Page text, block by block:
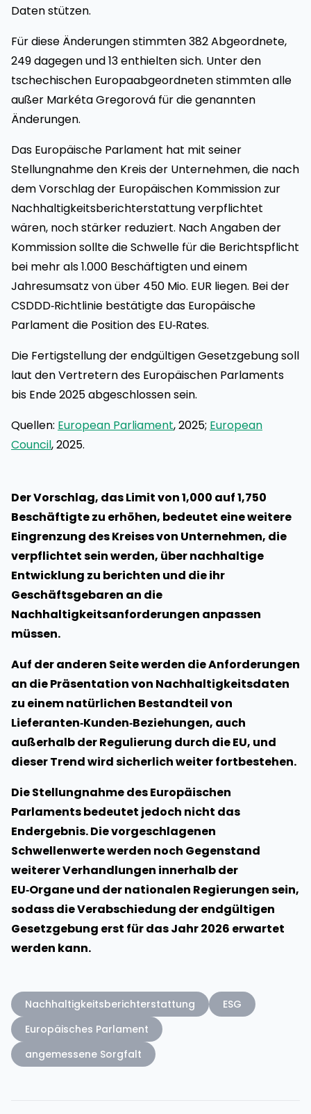
Daten stützen.
Für diese Änderungen stimmten 382 Abgeordnete,
249 dagegen und 13 enthielten sich. Unter den
tschechischen Europaabgeordneten stimmten alle
außer Markéta Gregorová für die genannten
Änderungen.
Das Europäische Parlament hat mit seiner
Stellungnahme den Kreis der Unternehmen, die nach
dem Vorschlag der Europäischen Kommission zur
Nachhaltigkeitsberichterstattung verpflichtet
wären, noch stärker reduziert. Nach Angaben der
Kommission sollte die Schwelle für die Berichtspflicht
bei mehr als 1.000 Beschäftigten und einem
Jahresumsatz von über 450 Mio. EUR liegen. Bei der
CSDDD‑Richtlinie bestätigte das Europäische
Parlament die Position des EU‑Rates.
Die Fertigstellung der endgültigen Gesetzgebung soll
laut den Vertretern des Europäischen Parlaments
bis Ende 2025 abgeschlossen sein.
Quellen: European Parliament, 2025; European
Council, 2025.
Der Vorschlag, das Limit von 1,000 auf 1,750
Beschäftigte zu erhöhen, bedeutet eine weitere
Eingrenzung des Kreises von Unternehmen, die
verpflichtet sein werden, über nachhaltige
Entwicklung zu berichten und die ihr
Geschäftsgebaren an die
Nachhaltigkeitsanforderungen anpassen
müssen.
Auf der anderen Seite werden die Anforderungen
an die Präsentation von Nachhaltigkeitsdaten
zu einem natürlichen Bestandteil von
Lieferanten‑Kunden‑Beziehungen, auch
außerhalb der Regulierung durch die EU, und
dieser Trend wird sicherlich weiter fortbestehen.
Die Stellungnahme des Europäischen
Parlaments bedeutet jedoch nicht das
Endergebnis. Die vorgeschlagenen
Schwellenwerte werden noch Gegenstand
weiterer Verhandlungen innerhalb der
EU‑Organe und der nationalen Regierungen sein,
sodass die Verabschiedung der endgültigen
Gesetzgebung erst für das Jahr 2026 erwartet
werden kann.
Nachhaltigkeitsberichterstattung
ESG
Europäisches Parlament
angemessene Sorgfalt